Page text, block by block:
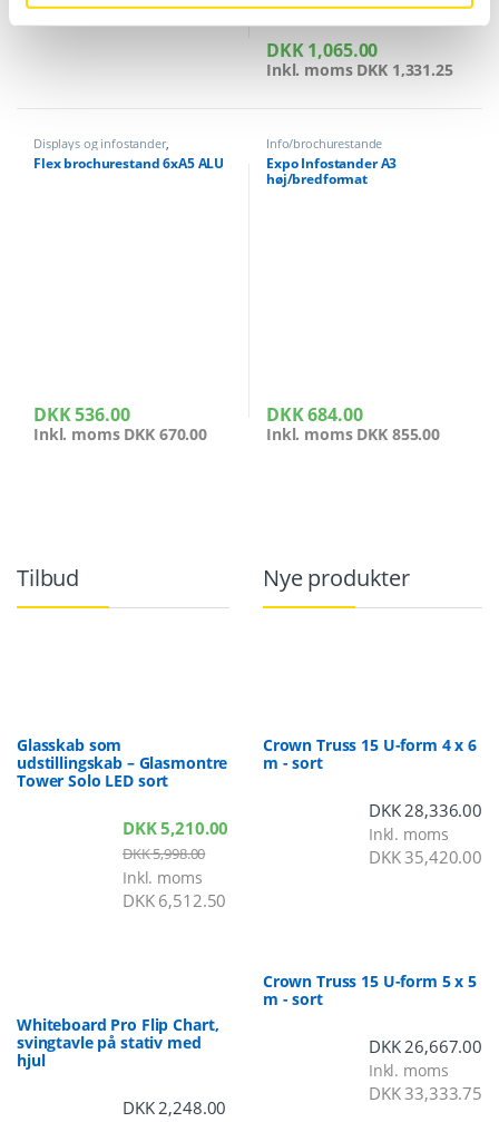
DKK1,065.00
Inkl. moms DKK 1,331.25
Displays og infostander,
Info/brochurestande ,Messediske
messeborde,Messeudstyr
Flex brochurestand 6xA5 ALU
DKK536.00
Inkl. moms DKK 670.00
Info/brochurestande
Expo Infostander A3
høj/bredformat
DKK684.00
Inkl. moms DKK 855.00
Tilbud
Glasskab som
udstillingskab – Glasmontre
Tower Solo LED sort
DKK5,210.00
DKK5,998.00
Inkl. moms
DKK6,512.50
Whiteboard Pro Flip Chart,
svingtavle på stativ med
hjul
DKK2,248.00
Nye produkter
Crown Truss 15 U-form 4 x 6
m - sort
DKK28,336.00
Inkl. moms
DKK35,420.00
Crown Truss 15 U-form 5 x 5
m - sort
DKK26,667.00
Inkl. moms
DKK33,333.75